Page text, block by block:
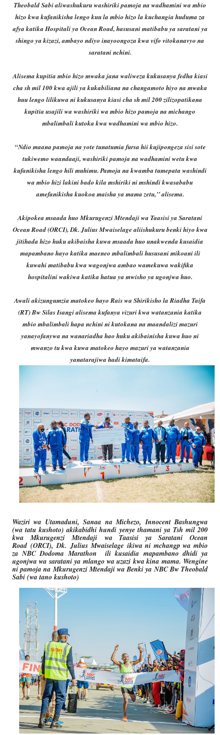
Theobald Sabi aliwashukuru washiriki pamoja na wadhamini wa mbio
hizo kwa kufanikisha lengo kuu la mbio hizo la kuchangia huduma za
afya katika Hospitali ya Ocean Road, hasusani matibabu ya saratani ya
shingo ya kizazi, ambayo ndiyo inayoongoza kwa vifo vitokanavyo na
saratani nchini.
Alisema kupitia mbio hizo mwaka jana waliweza kukusanya fedha kiasi
cha sh mil 100 kwa ajili ya kukabiliana na changamoto hiyo na mwaka
huu lengo lilikuwa ni kukusanya kiasi cha sh mil 200 zilizopatikana
kupitia usajili wa washiriki wa mbio hizo pamoja na michango
mbalimbali kutoka kwa wadhamini wa mbio hizo.
“Ndio maana pamoja na yote tunatumia fursa hii kujipongeza sisi sote
tukiwemo waandaaji, washiriki pamoja na wadhamini wetu kwa
kufanikisha lengo hili muhimu. Pamoja na kwamba tumepata washindi
wa mbio hizi lakini bado kila mshiriki ni mshindi kwasababu
amefanikisha kuokoa maisha ya mama zetu,’’ alisema.
Akipokea msaada huo Mkurugenzi Mtendaji wa Taasisi ya Saratani
Ocean Road (ORCI), Dk. Julius Mwaiselage aliishukuru benki hiyo kwa
jitihada hizo huku akibaisha kuwa msaada huo unakwenda kusaidia
mapambano hayo katika maeneo mbalimbali hususani mikoani ili
kuwahi matibabu kwa wagonjwa ambao wamekuwa wakifika
hospitalini wakiwa katika hatua ya mwisho ya ugonjwa huo.
Awali akizungumzia matokeo hayo Rais wa Shirikisho la Riadha Taifa
(RT) Bw Silas Isangi alisema kufanya vizuri kwa watanzania katika
mbio mbalimbali hapa nchini ni kutokana na maandalizi mazuri
yanayofanywa na wanariadha hao huku akibainisha kuwa huo ni
mwanzo tu kwa kuwa matokeo hayo mazuri ya watanzania
yanatarajiwa hadi kimataifa.
Waziri wa Utamaduni, Sanaa na Michezo, Innocent Bashungwa
(wa tatu kushoto) akikabidhi hundi yenye thamani ya Tsh mil 200
kwa Mkurugenzi Mtendaji wa Taasisi ya Saratani Ocean
Road (ORCI), Dk. JuliusMwaiselage ikiwa ni mchangp wa mbio
za NBC Dodoma Marathon ili kusaidia mapambano dhidi ya
ugonjwa wa saratani ya mlango wa uzazi kwa kina mama. Wengine
ni pamoja na Mkurugenzi Mtendaji wa Benki ya NBC Bw Theobald
Sabi (wa tano kushoto)